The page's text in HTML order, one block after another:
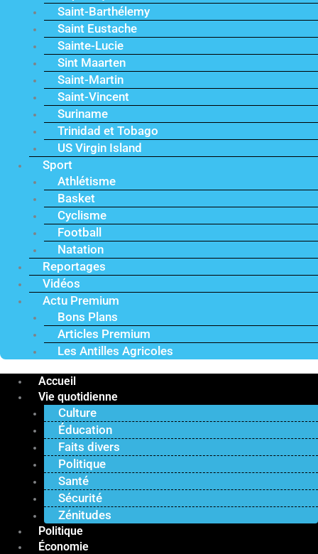
Saint-Barthélemy
Saint Eustache
Sainte-Lucie
Sint Maarten
Saint-Martin
Saint-Vincent
Suriname
Trinidad et Tobago
US Virgin Island
Sport
Athlétisme
Basket
Cyclisme
Football
Natation
Reportages
Vidéos
Actu Premium
Bons Plans
Articles Premium
Les Antilles Agricoles
Accueil
Vie quotidienne
Culture
Éducation
Faits divers
Politique
Santé
Sécurité
Zénitudes
Politique
Économie